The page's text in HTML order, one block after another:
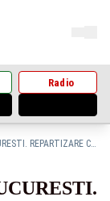
Radio
ADMITERE LICEU 2015 BUCURESTI. REPARTIZARE COMPUTERIZATĂ pe EDU.RO